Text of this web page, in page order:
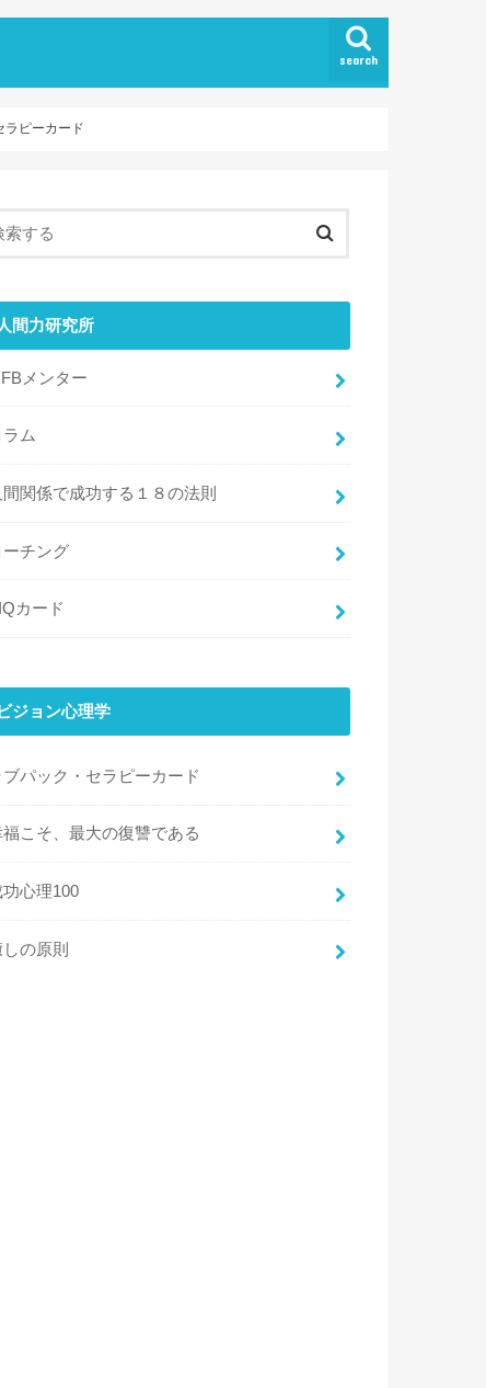
search
ピーカード
人間力研究所
メンター
ラム
間関係で成功する１８の法則
ーチング
カード
ビジョン心理学
ブパック・セラピーカード
福こそ、最大の復讐である
功心理100
の原則